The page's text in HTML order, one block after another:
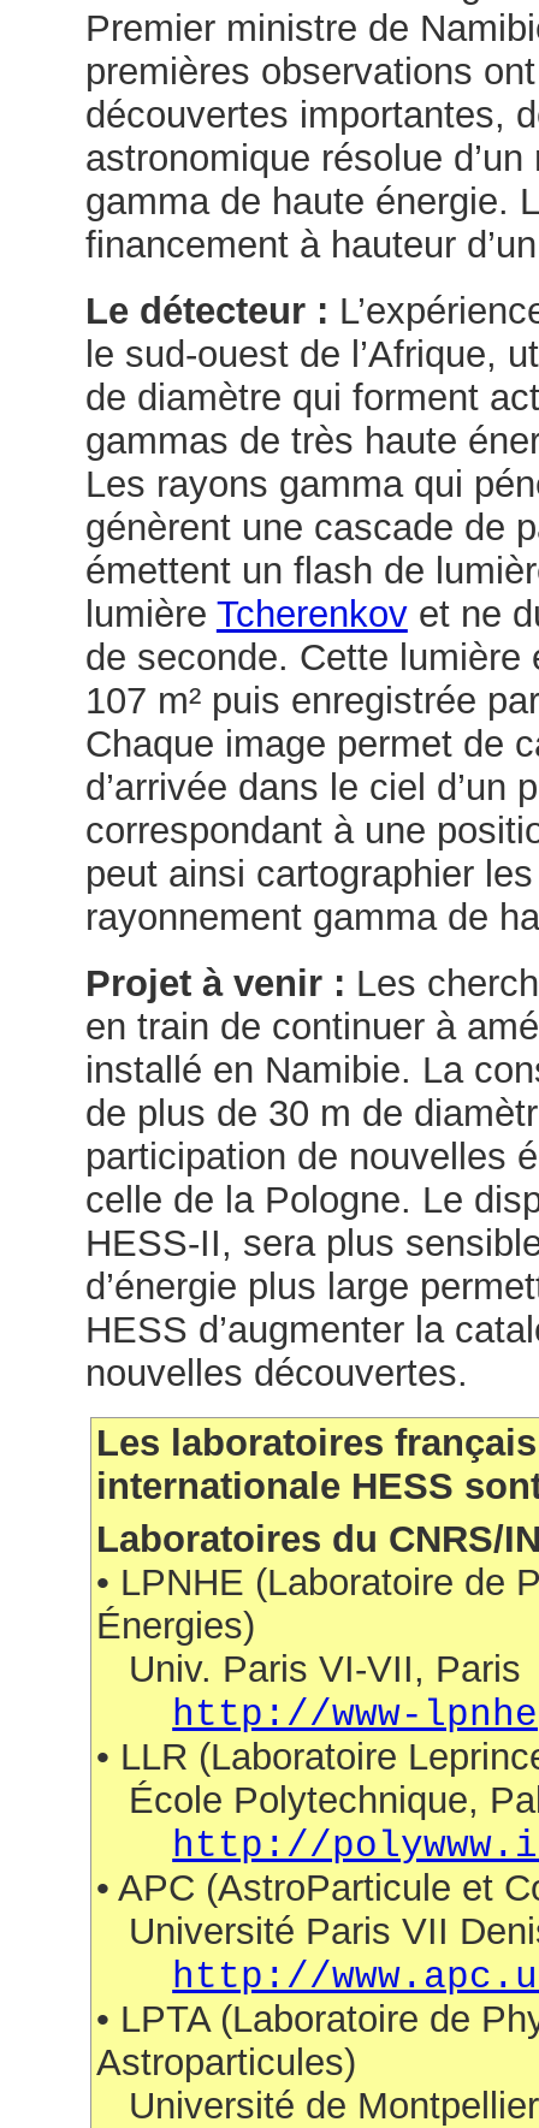
Premier ministre de
premières observations
découvertes importantes,
astronomique résolue
gamma de haute énergie.
financement à hauteur
Le détecteur :
le sud-ouest de l’Afrique,
de diamètre qui forment
gammas de très haute
Les rayons gamma qui
génèrent une cascade de
émettent un flash de
lumière Tcherenkovet ne
de seconde. Cette
107 m² puis enregistrée
Chaque image permet de
d’arrivée dans le ciel d’un
correspondant à une
peut ainsi cartographier
rayonnement gamma de
Projet à venir : Les
en train de continuer à
installé en Namibie. La
de plus de 30 m de
participation de nouvelles
celle de la Pologne. Le
HESS-II, sera plus
d’énergie plus large
HESS d’augmenter la
nouvelles découvertes.
Les laboratoires
internationale HESS
Laboratoires du CNRS/
• LPNHE (Laboratoire de
Énergies)
Univ. Paris VI-VII, Paris
http://www-
• LLR (Laboratoire
École Polytechnique,
http://
• APC (AstroParticule et
Université Paris VII
http://
• LPTA (Laboratoire de
Astroparticules)
Université de